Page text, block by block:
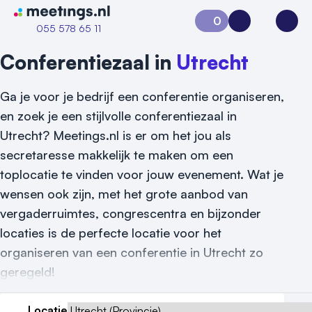
Naar home van Meetings
055 578 65 11
Vraag locatie aan
Locatiegids
0
Aanvraag 0Inloggen
Conferentiezaal in Utrecht
Ga je voor je bedrijf een conferentie organiseren,
en zoek je een stijlvolle conferentiezaal in
Utrecht? Meetings.nl is er om het jou als
secretaresse makkelijk te maken om een
toplocatie te vinden voor jouw evenement. Wat je
wensen ook zijn, met het grote aanbod van
vergaderruimtes, congrescentra en bijzonder
locaties is de perfecte locatie voor het
organiseren van een conferentie in Utrecht zo
geregeld!